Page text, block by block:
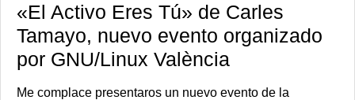
«El Activo Eres Tú» de Carles
Tamayo, nuevo evento organizado
por GNU/Linux València
Me complace presentaros un nuevo evento de la